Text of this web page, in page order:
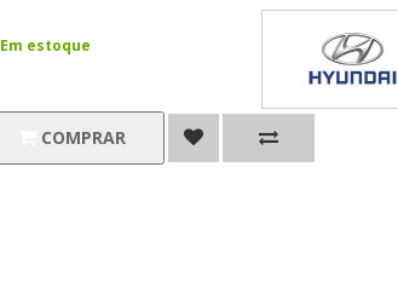
Em estoque
COMPRAR